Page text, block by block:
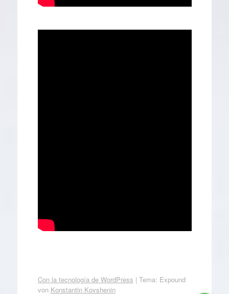
Con la tecnología de WordPress | Tema: Expound
von Konstantin Kovshenin